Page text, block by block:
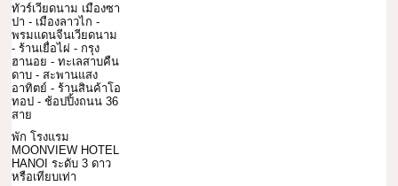
ทัวร์เวียดนาม เมืองซา
ปา - เมืองลาวไก -
พรมแดนจีนเวียดนาม
- ร้านเยื่อไผ่ - กรุง
ฮานอย - ทะเลสาบคืน
ดาบ - สะพานแสง
อาทิตย์ - ร้านสินค้าโอ
ทอป - ช้อปปิ้งถนน 36
สาย
พัก โรงแรม
MOONVIEW HOTEL
HANOI ระดับ 3 ดาว
หรือเทียบเท่า